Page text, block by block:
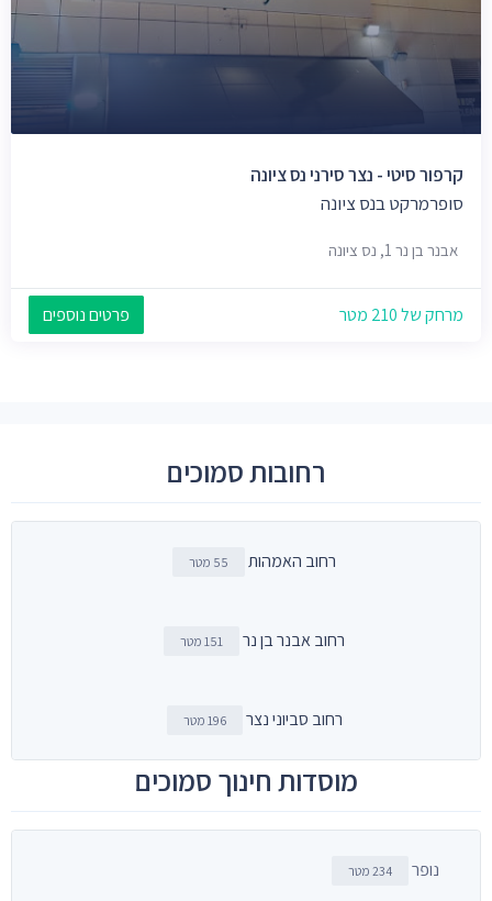
קרפור סיטי - נצר סירני נס ציונה
סופרמרקט בנס ציונה
אבנר בן נר 1, נס ציונה
מרחק של 210 מטר פרטים נוספים
רחובות סמוכים
רחוב האמהות 55 מטר
רחוב אבנר בן נר 151 מטר
רחוב סביוני נצר 196 מטר
מוסדות חינוך סמוכים
נופר 234 מטר